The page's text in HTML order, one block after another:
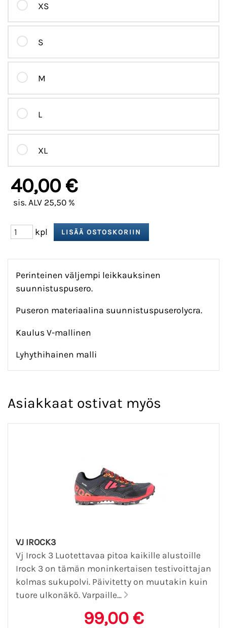
XS
S
M
L
XL
40,00 €
sis. ALV 25,50 %
kpl
Perinteinen väljempi leikkauksinen
suunnistuspusero.
Puseron materiaalina suunnistuspuserolycra.
Kaulus V-mallinen
Lyhythihainen malli
Asiakkaat ostivat myös
VJ IROCK3
Vj Irock 3 Luotettavaa pitoa kaikille alustoille
Irock 3 on tämän moninkertaisen testivoittajan
kolmas sukupolvi. Päivitetty on muutakin kuin
tuore ulkonäkö. Varpaille...
99,00 €